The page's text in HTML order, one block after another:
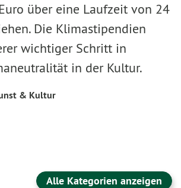
über eine Laufzeit von 24
Die Klimastipendien
wichtiger Schritt in
in der Kultur.
& Kultur
Alle Kategorien anzeigen